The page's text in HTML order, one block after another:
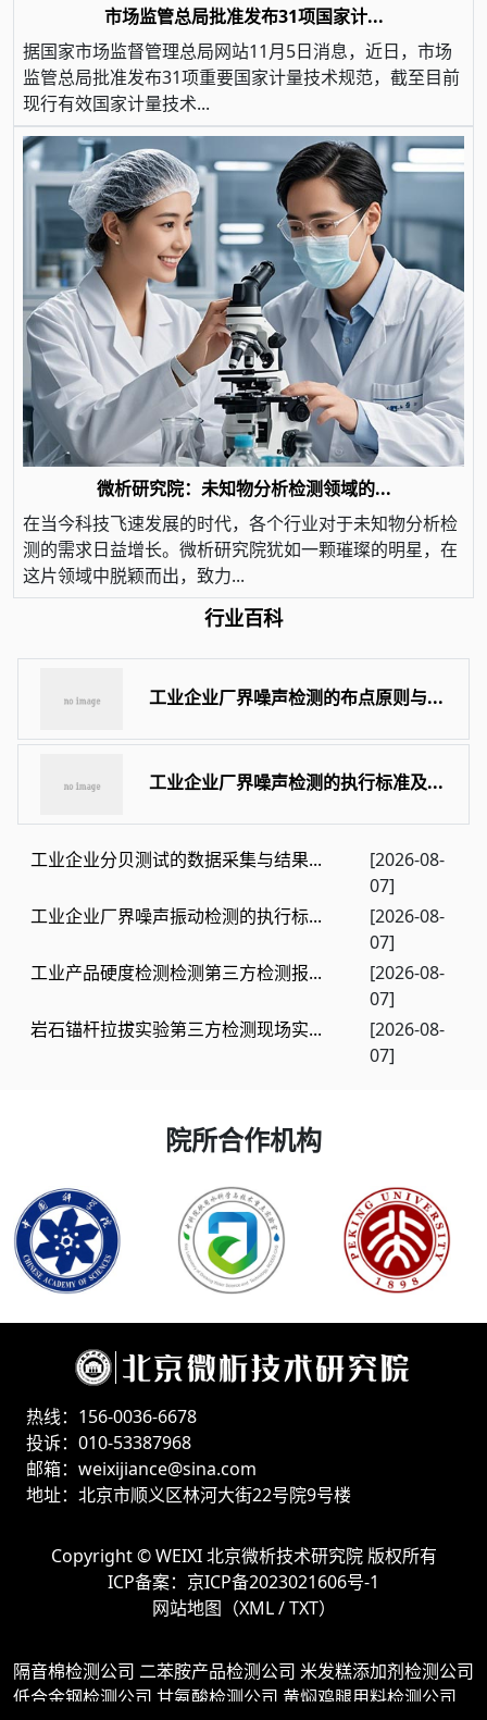
市场监管总局批准发布31项国家计...
据国家市场监督管理总局网站11月5日消息，近日，市场
监管总局批准发布31项重要国家计量技术规范，截至目前
现行有效国家计量技术...
微析研究院：未知物分析检测领域的...
在当今科技飞速发展的时代，各个行业对于未知物分析检
测的需求日益增长。微析研究院犹如一颗璀璨的明星，在
这片领域中脱颖而出，致力...
行业百科
工业企业厂界噪声检测的布点原则与...
工业企业厂界噪声检测的执行标准及...
工业企业分贝测试的数据采集与结果...
[2026-08-
07]
工业企业厂界噪声振动检测的执行标...
[2026-08-
07]
工业产品硬度检测检测第三方检测报...
[2026-08-
07]
岩石锚杆拉拔实验第三方检测现场实...
[2026-08-
07]
院所合作机构
热线：156-0036-6678
投诉：010-53387968
邮箱：weixijiance@sina.com
地址：北京市顺义区林河大街22号院9号楼
Copyright ©WEIXI 北京微析技术研究院版权所有
ICP备案： 京ICP备2023021606号-1
网站地图（XML/TXT）
隔音棉检测公司 二苯胺产品检测公司 米发糕添加剂检测公司
低合金钢检测公司 甘氨酸检测公司 黄焖鸡腿用料检测公司